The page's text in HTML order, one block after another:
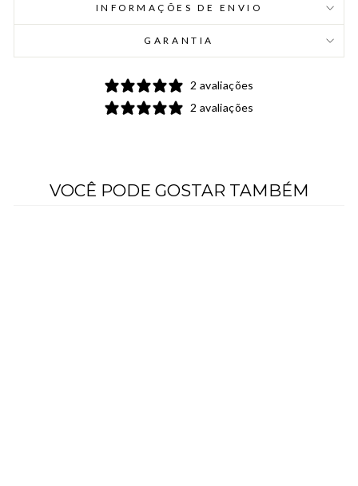
INFORMAÇÕES DE ENVIO
GARANTIA
2 avaliações
2 avaliações
VOCÊ PODE GOSTAR TAMBÉM